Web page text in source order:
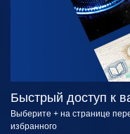
Быстрый доступ к
Выберите + на странице
избранного